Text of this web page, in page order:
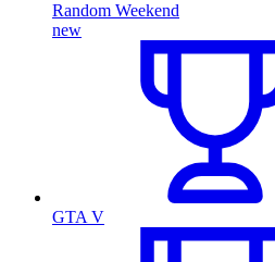
Random Weekend
new
GTA V